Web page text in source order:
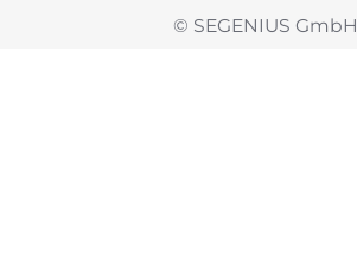
© SEGENIUS GmbH